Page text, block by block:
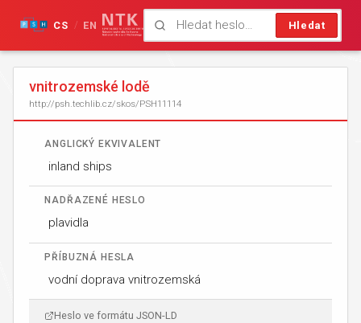
Hledat
CS / EN
vnitrozemské lodě
http://psh.techlib.cz/skos/PSH11114
ANGLICKÝ EKVIVALENT
inland ships
NADŘAZENÉ HESLO
plavidla
PŘÍBUZNÁ HESLA
vodní doprava vnitrozemská
Heslo ve formátu JSON-LD